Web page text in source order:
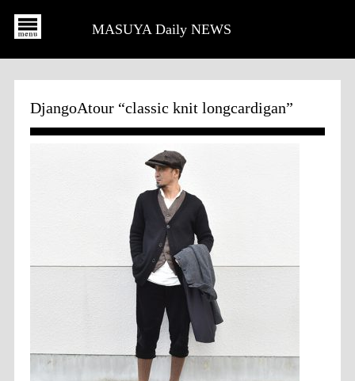
MASUYA Daily NEWS
DjangoAtour “classic knit longcardigan”